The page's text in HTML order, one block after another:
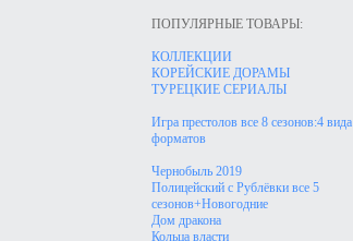
ПОПУЛЯРНЫЕ ТОВАРЫ:
КОЛЛЕКЦИИ
КОРЕЙСКИЕ ДОРАМЫ
ТУРЕЦКИЕ СЕРИАЛЫ
Игра престолов все 8 сезонов:4 вида
форматов
Чернобыль 2019
Полицейский с Рублёвки все 5
сезонов+Новогодние
Дом дракона
Кольца власти